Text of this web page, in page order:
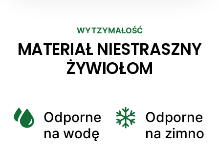
WYTZYMAŁOŚĆ
MATERIAŁ NIESTRASZNY
ŻYWIOŁOM
Odporne
na wodę
Odporne
na zimno